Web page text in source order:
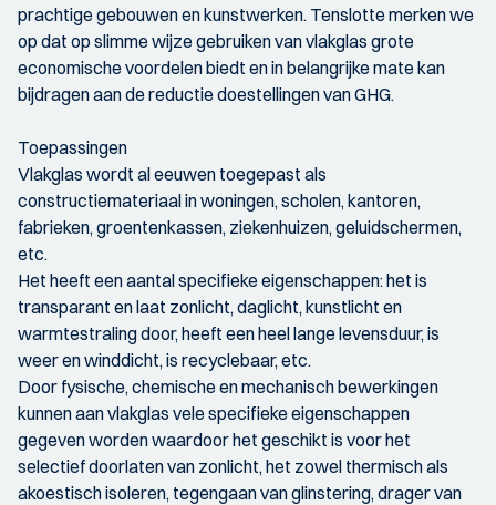
prachtige gebouwen en kunstwerken. Tenslotte merken we
op dat op slimme wijze gebruiken van vlakglas grote
economische voordelen biedt en in belangrijke mate kan
bijdragen aan de reductie doestellingen van GHG.
Toepassingen
Vlakglas wordt al eeuwen toegepast als
constructiemateriaal in woningen, scholen, kantoren,
fabrieken, groentenkassen, ziekenhuizen, geluidschermen,
etc.
Het heeft een aantal specifieke eigenschappen: het is
transparant en laat zonlicht, daglicht, kunstlicht en
warmtestraling door, heeft een heel lange levensduur, is
weer en winddicht, is recyclebaar, etc.
Door fysische, chemische en mechanisch bewerkingen
kunnen aan vlakglas vele specifieke eigenschappen
gegeven worden waardoor het geschikt is voor het
selectief doorlaten van zonlicht, het zowel thermisch als
akoestisch isoleren, tegengaan van glinstering, drager van